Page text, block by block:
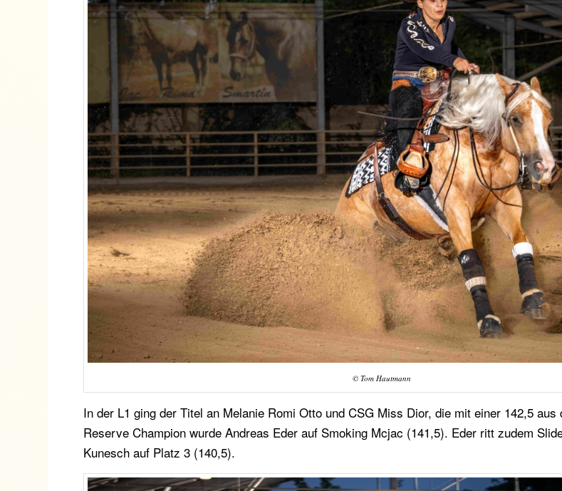
© Tom Hautmann
In der L1 ging der Titel an Melanie Romi Otto und CSG Miss Dior, die mit einer 142,5 aus
Reserve Champion wurde Andreas Eder auf Smoking Mcjac (141,5). Eder ritt zudem
Kunesch auf Platz 3 (140,5).